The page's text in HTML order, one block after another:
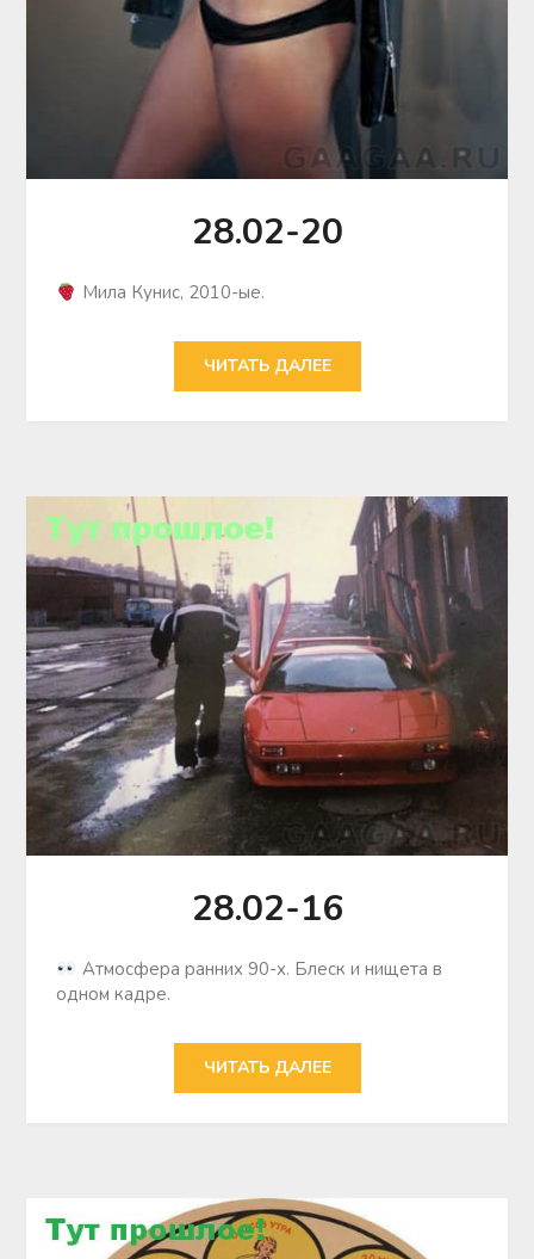
28.02-20
Мила Кунис, 2010-ые.
ЧИТАТЬ ДАЛЕЕ
28.02-16
Атмосфера ранних 90-х. Блеск и нищета в
одном кадре.
ЧИТАТЬ ДАЛЕЕ